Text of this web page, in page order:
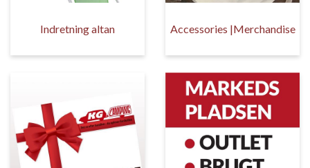
Indretning altan Accessories |Merchandise